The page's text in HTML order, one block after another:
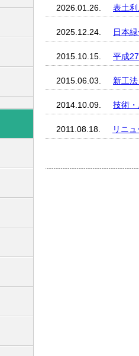
2026.01.26. 表土
2025.12.24. 日本
2015.10.15. 平成
2015.06.03. 新工
2014.10.09. 技術
2011.08.18. リニ